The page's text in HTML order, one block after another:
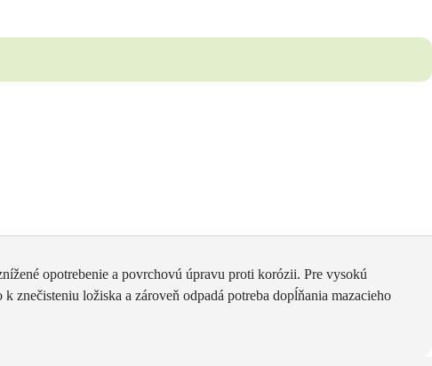
opotrebenie a povrchovú úpravu proti korózii. Pre vysokú
ložiska a zároveň odpadá potreba dopĺňania mazacieho